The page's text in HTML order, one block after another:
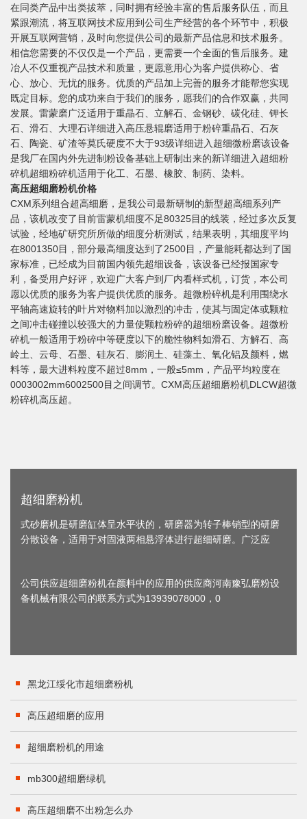
在同类产品中出类拔萃，同时拥有经验丰富的售后服务队伍，而且
紧跟潮流，将互联网技术应用到公司生产经营的各个环节中，积极
开展互联网营销，及时向您提供公司的最新产品信息和技术服务。
相信您需要的不仅仅是一个产品，更需要一个全面的售后服务。建
冶人不仅重视产品技术和质量，更愿意用心为客户提供称心、省
心、放心、无忧的服务。优质的产品加上完善的服务才能帮您实现
既定目标。您的成功来自于我们的服务，愿我们的合作双赢，共同
发展。雷蒙磨广泛适用于重晶石、立解石、金钢砂、碳化硅、钾长
石、滑石、大理石详细进入高压悬辊磨适用于粉碎重晶石、石灰
石、陶瓷、矿渣等莫氏硬度不大于93级详细进入超细微粉磨该设备
是我厂在国内外先进制粉设备基础上研制出来的新详细进入超细粉
碎机超细粉碎机适用于化工、石墨、橡胶、制药、染料。
高压超细磨粉机价格
CXM系列组合超高细磨，是我公司最新研制的新型超高细系列产
品，该机改变了目前雷蒙机细度不足80325目的线装，经过多次反复
试验，经地矿研究所所做的细度分析测试，结果表明，其细度平均
在8001350目，部分最高细度达到了2500目，产量能耗都达到了国
家标准，已经成为目前国内领先超细设备，该设备已经报国家专
利，备受用户好评，欢迎广大客户到厂内看样式机，订货，本公司
愿以优质的服务为客户提供优质的服务。超微粉碎机是利用围绕水
平轴高速旋转的叶片对物料加以激烈的冲击，使其与固定体或颗粒
之间冲击碰撞以较强大的力量使颗粒粉碎的超细粉磨设备。超微粉
碎机一般适用于粉碎中等硬度以下的脆性物料如滑石、方解石、高
岭土、云母、石墨、硅灰石、膨润土、硅藻土、氧化铝及颜料，燃
料等，最大进料粒度不超过8mm，一般≤5mm，产品平均粒度在
0003002mm6002500目之间调节。CXM高压超细磨粉机DLCW超微
粉碎机高压超。
超细磨粉机
式砂磨机是研磨缸体呈水平状的，研磨器为转子棒销型的研磨
分散设备，适用于对固液两相悬浮体进行超细研磨。广泛应
公司供应超细磨粉机在颜料中的应用的供应商河南豫弘磨粉设
备机械有限公司的联系方式为13939078000，0
黑龙江绥化市超细磨粉机
高压超细磨的应用
超细磨粉机的用途
mb300超细磨绿机
高压超细磨不出粉怎么办